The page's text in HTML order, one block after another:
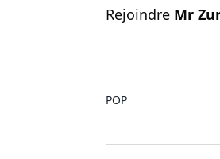
Rejoindre Mr
POP